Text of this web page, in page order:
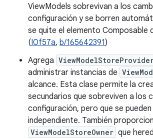
ViewModels sobrevivan a los
configuración y se borren
se quite el elemento Composable
(I0f57a, b/165642391)
Agrega
administrar instancias de
alcance. Esta clase permite la
secundarios que sobreviven a los
configuración, pero que se
independiente. También
ViewModelStoreOwner que